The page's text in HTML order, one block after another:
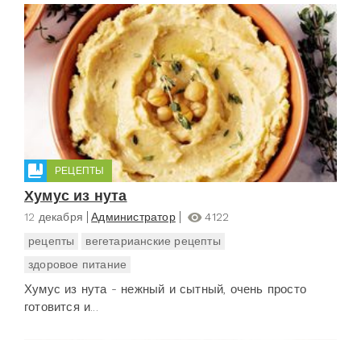
РЕЦЕПТЫ
Хумус из нута
12 декабря Администратор
4122
рецепты
вегетарианские рецепты
здоровое питание
Хумус из нута - нежный и сытный, очень просто
готовится и...